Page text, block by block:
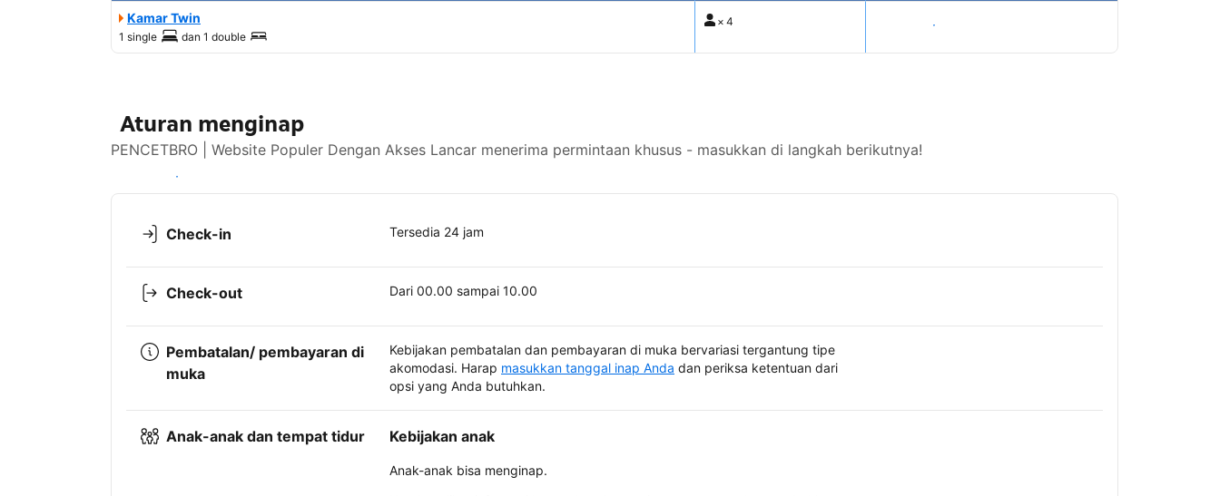
Kamar Twin
1 single dan 1 double
× 4 Tampilkan harga
Aturan menginap
PENCETBRO | Website Populer Dengan Akses Lancar menerima permintaan khusus - masukkan di langkah berikutnya!
Lihat ketersediaan
Check-in Tersedia 24 jam
Check-out Dari 00.00 sampai 10.00
Pembatalan/ pembayaran di
muka
Kebijakan pembatalan dan pembayaran di muka bervariasi tergantung tipe
akomodasi. Harap masukkan tanggal inap Anda dan periksa ketentuan dari
opsi yang Anda butuhkan.
Anak-anak dan tempat tidur Kebijakan anak
Anak-anak bisa menginap.